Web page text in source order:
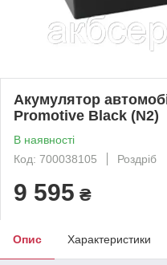
Акумулятор
Promotive Black (N2)
В наявності
Код: 700038105
Роздріб
9 595 ₴
Опис Характеристики